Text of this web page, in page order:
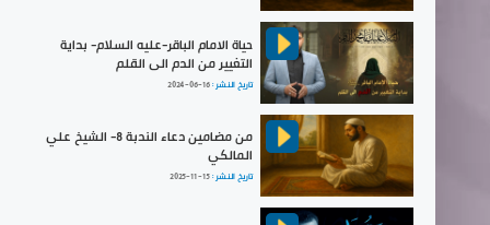
حياة الامام الباقر-عليه السلام- بداية
التغيير من الدم الى القلم
تاريخ النشر :2024-06-16
من مضامين دعاء الندبة 8- الشيخ علي
المالكي
تاريخ النشر :2025-11-15